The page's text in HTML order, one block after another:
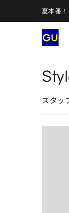
夏本番
スタッ